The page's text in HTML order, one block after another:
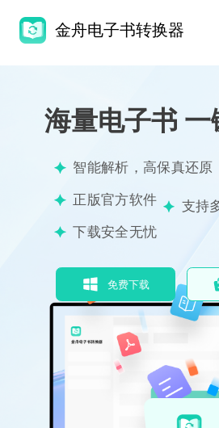
金舟电子书转换器
海量电子书
智能解析，高保真还原
正版官方软件
支持
下载安全无忧
免费下载